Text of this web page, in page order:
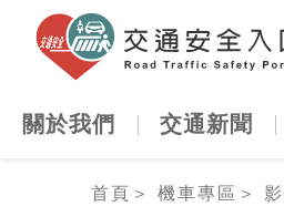
關於我們 交通新聞
首頁 ＞ 機車專區 ＞